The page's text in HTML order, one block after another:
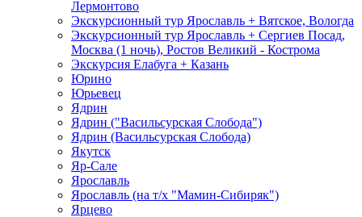
Лермонтово
Экскурсионный тур Ярославль + Вятское, Вологда
Экскурсионный тур Ярославль + Сергиев Посад,
Москва (1 ночь), Ростов Великий - Кострома
Экскурсия Елабуга + Казань
Юрино
Юрьевец
Ядрин
Ядрин ("Васильсурская Слобода")
Ядрин (Васильсурская Слобода)
Якутск
Яр-Сале
Ярославль
Ярославль (на т/х "Мамин-Сибиряк")
Ярцево